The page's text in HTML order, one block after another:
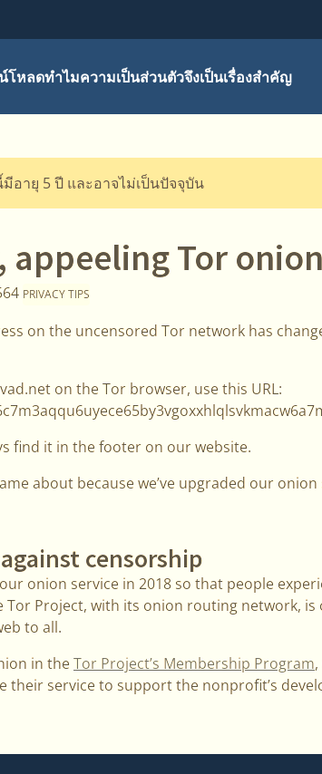
โหลดทำไมความเป็นส่วนตัวจึงเป็นเรื่องสำคัญ
อายุ 5 ปี และอาจไม่เป็นปัจจุบัน
appeeling Tor
PRIVACY TIPS
on the uncensored Tor network has
on the Tor browser, use this URL:
find it in the footer on our website.
about because we’ve upgraded our
censorship
onion service in 2018 so that people
Tor Project, with its onion routing network,
to all.
in theTor Project’s Membership Program
their service to support the nonprofit’s